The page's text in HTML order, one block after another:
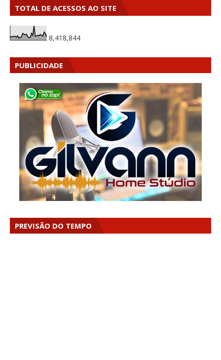
TOTAL DE ACESSOS AO SITE
8,418,844
PUBLICIDADE
PREVISÃO DO TEMPO